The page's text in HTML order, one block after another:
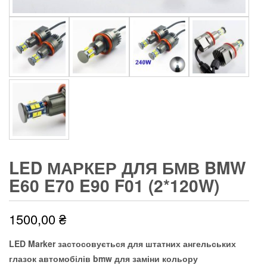
LED МАРКЕР ДЛЯ БМВ BMW
E60 E70 E90 F01 (2*120W)
1500,00₴
LED Marker застосовується для штатних ангельських
глазок автомобілів bmw для заміни кольору